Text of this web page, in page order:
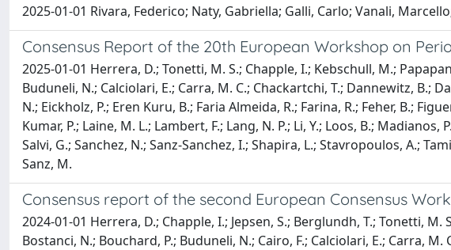
2025-01-01 Rivara, Federico; Naty, Gabriella; Galli, Carlo; Vanali,
Consensus Report of the 20th European Workshop on
2025-01-01 Herrera, D.; Tonetti, M. S.; Chapple, I.; Kebschull, M.;
Buduneli, N.; Calciolari, E.; Carra, M. C.; Chackartchi, T.; Dannewitz, B.;
N.; Eickholz, P.; Eren Kuru, B.; Faria Almeida, R.; Farina, R.; Feher, B.;
Kumar, P.; Laine, M. L.; Lambert, F.; Lang, N. P.; Li, Y.; Loos, B.;
Salvi, G.; Sanchez, N.; Sanz-Sanchez, I.; Shapira, L.; Stavropoulos, A.;
Sanz, M.
Consensus report of the second European Consensus
2024-01-01 Herrera, D.; Chapple, I.; Jepsen, S.; Berglundh, T.; Tonetti,
Bostanci, N.; Bouchard, P.; Buduneli, N.; Cairo, F.; Calciolari, E.; Carra,